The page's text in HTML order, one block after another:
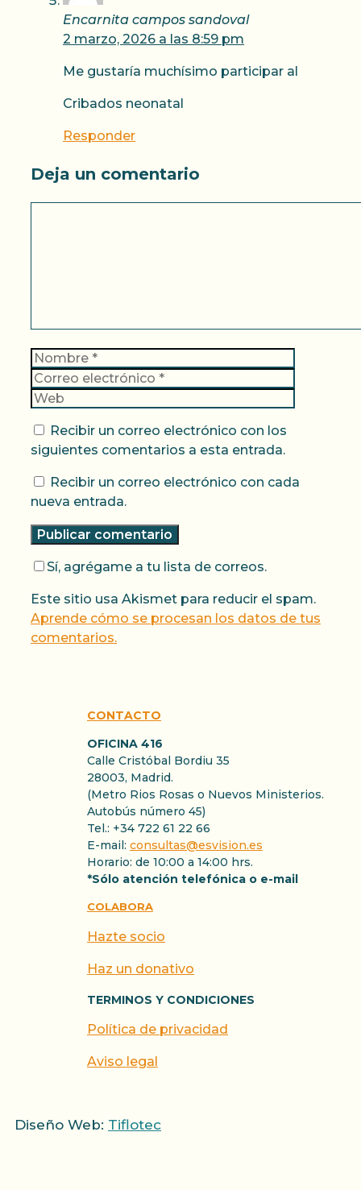
Encarnita campos sandoval
2 marzo, 2026 a las 8:59 pm
Me gustaría muchísimo participar al
Cribados neonatal
Responder
Deja un comentario
Nombre
Recibir un correo electrónico con los
siguientes comentarios a esta entrada.
Recibir un correo electrónico con cada
nueva entrada.
Sí, agrégame a tu lista de correos.
Este sitio usa Akismet para reducir el spam.
Aprende cómo se procesan los datos de tus
comentarios.
CONTACTO
OFICINA 416
Calle Cristóbal Bordiu 35
28003, Madrid.
(Metro Rios Rosas o Nuevos Ministerios.
Autobús número 45)
Tel.: +34 722 61 22 66
E-mail: consultas@esvision.es
Horario: de 10:00 a 14:00 hrs.
*Sólo atención telefónica o e-mail
COLABORA
Hazte socio
Haz un donativo
TERMINOS Y CONDICIONES
Política de privacidad
Aviso legal
Diseño Web: Tiflotec